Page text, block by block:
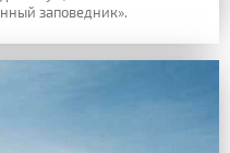
заповедник».